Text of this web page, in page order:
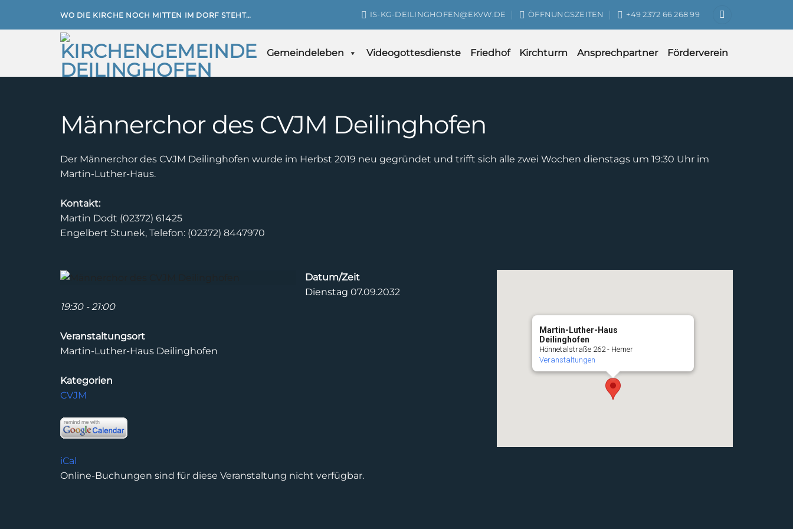
WO DIE KIRCHE NOCH MITTEN IM DORF STEHT… IS-KG-DEILINGHOFEN@EKVW.DE ÖFFNUNGSZEITEN +49 2372 66 268 99
Gemeindeleben Videogottesdienste Friedhof Kirchturm Ansprechpartner Förderverein
Männerchor des CVJM Deilinghofen
Der Männerchor des CVJM Deilinghofen wurde im Herbst 2019 neu gegründet und trifft sich alle zwei Wochen dienstags um 19:30 Uhr im
Martin-Luther-Haus.
Kontakt:
Martin Dodt (02372) 61425
Engelbert Stunek, Telefon: (02372) 8447970
Martin-Luther-Haus
Deilinghofen
Hönnetalstraße 262 - Hemer
Veranstaltungen
Datum/Zeit
Dienstag 07.09.2032
19:30 - 21:00
Veranstaltungsort
Martin-Luther-Haus Deilinghofen
Kategorien
CVJM
iCal
Online-Buchungen sind für diese Veranstaltung nicht verfügbar.